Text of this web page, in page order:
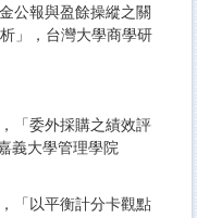
公報與盈餘操縱之關
」，台灣大學商學研
「委外採購之績效評
義大學管理學院
「以平衡計分卡觀點